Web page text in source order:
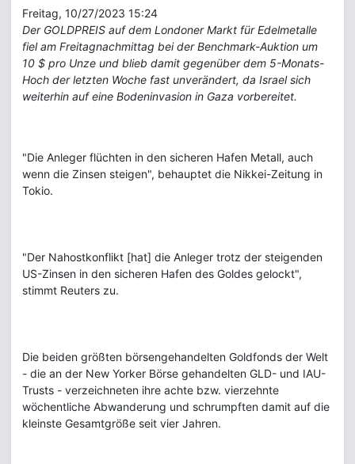
Freitag, 10/27/2023 15:24
Der GOLDPREIS auf dem Londoner Markt für Edelmetalle
fiel am Freitagnachmittag bei der Benchmark-Auktion um
10 $ pro Unze und blieb damit gegenüber dem 5-Monats-
Hoch der letzten Woche fast unverändert, da Israel sich
weiterhin auf eine Bodeninvasion in Gaza vorbereitet.
"Die Anleger flüchten in den sicheren Hafen Metall, auch
wenn die Zinsen steigen", behauptet die Nikkei-Zeitung in
Tokio.
"Der Nahostkonflikt [hat] die Anleger trotz der steigenden
US-Zinsen in den sicheren Hafen des Goldes gelockt",
stimmt Reuters zu.
Die beiden größten börsengehandelten Goldfonds der Welt
- die an der New Yorker Börse gehandelten GLD- und IAU-
Trusts - verzeichneten ihre achte bzw. vierzehnte
wöchentliche Abwanderung und schrumpften damit auf die
kleinste Gesamtgröße seit vier Jahren.